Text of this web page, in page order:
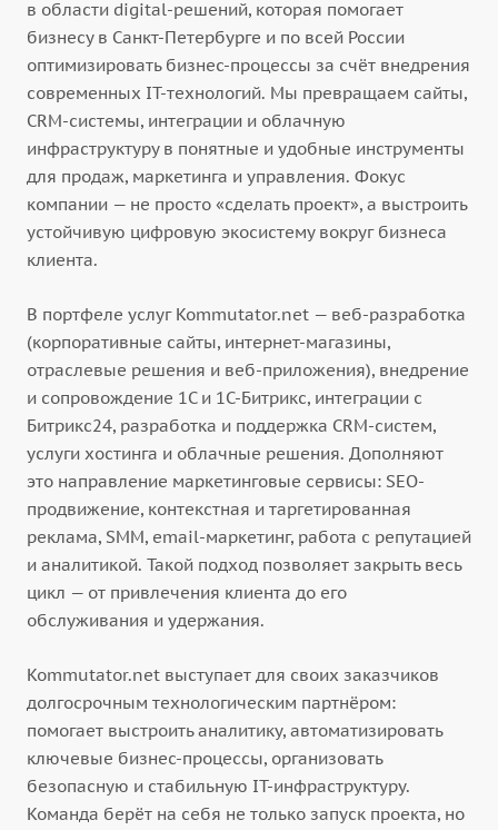
в области digital-решений, которая помогает
бизнесу в Санкт-Петербурге и по всей России
оптимизировать бизнес-процессы за счёт внедрения
современных IT-технологий. Мы превращаем сайты,
CRM-системы, интеграции и облачную
инфраструктуру в понятные и удобные инструменты
для продаж, маркетинга и управления. Фокус
компании — не просто «сделать проект», а выстроить
устойчивую цифровую экосистему вокруг бизнеса
клиента.
В портфеле услуг Kommutator.net — веб-разработка
(корпоративные сайты, интернет-магазины,
отраслевые решения и веб-приложения), внедрение
и сопровождение 1С и 1С-Битрикс, интеграции с
Битрикс24, разработка и поддержка CRM-систем,
услуги хостинга и облачные решения. Дополняют
это направление маркетинговые сервисы: SEO-
продвижение, контекстная и таргетированная
реклама, SMM, email-маркетинг, работа с репутацией
и аналитикой. Такой подход позволяет закрыть весь
цикл — от привлечения клиента до его
обслуживания и удержания.
Kommutator.net выступает для своих заказчиков
долгосрочным технологическим партнёром:
помогает выстроить аналитику, автоматизировать
ключевые бизнес-процессы, организовать
безопасную и стабильную IT-инфраструктуру.
Команда берёт на себя не только запуск проекта, но